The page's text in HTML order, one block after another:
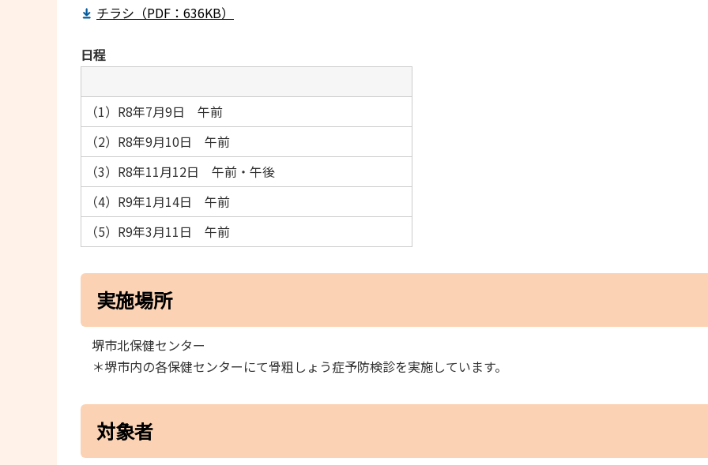
チラシ（PDF：636KB）
日程
（1）R8年7月9日 午前
（2）R8年9月10日 午前
（3）R8年11月12日 午前・午後
（4）R9年1月14日 午前
（5）R9年3月11日 午前
実施場所
堺市北保健センター
＊堺市内の各保健センターにて骨粗しょう症予防検診を実施しています。
対象者